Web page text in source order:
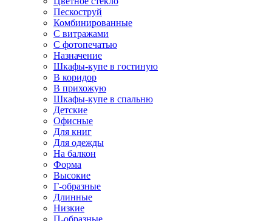
Пескоструй
Комбинированные
С витражами
С фотопечатью
Назначение
Шкафы-купе в гостиную
В коридор
В прихожую
Шкафы-купе в спальню
Детские
Офисные
Для книг
Для одежды
На балкон
Форма
Высокие
Г-образные
Длинные
Низкие
П-образные